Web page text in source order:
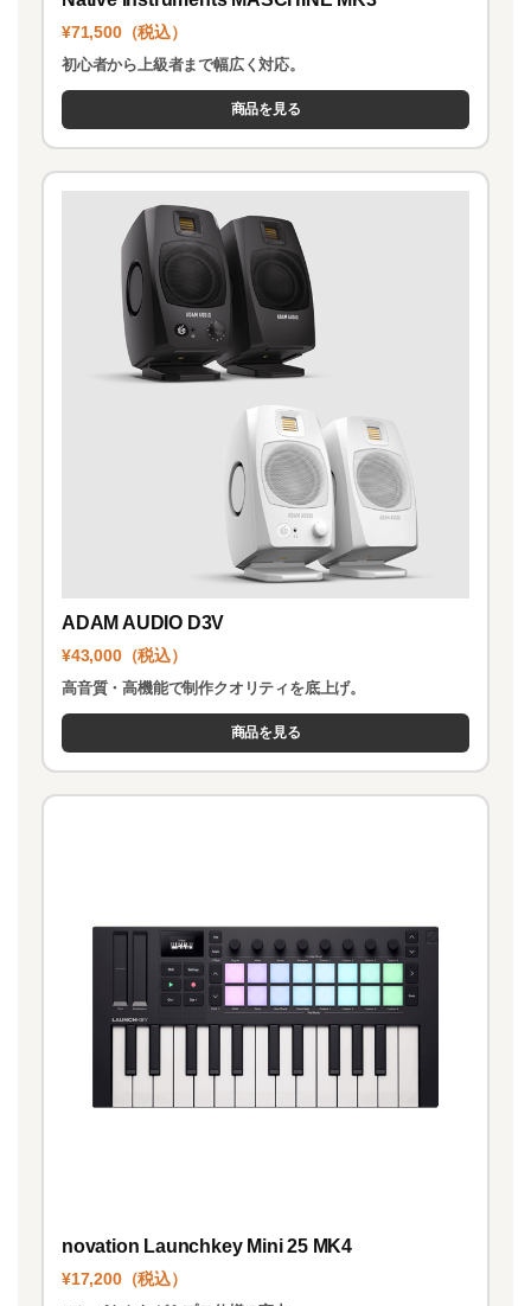
¥71,500（税込）
初心者から上級者まで幅広く対応。
商品を見る
ADAM AUDIO D3V
¥43,000（税込）
高音質・高機能で制作クオリティを底上げ。
商品を見る
novation Launchkey Mini 25 MK4
¥17,200（税込）